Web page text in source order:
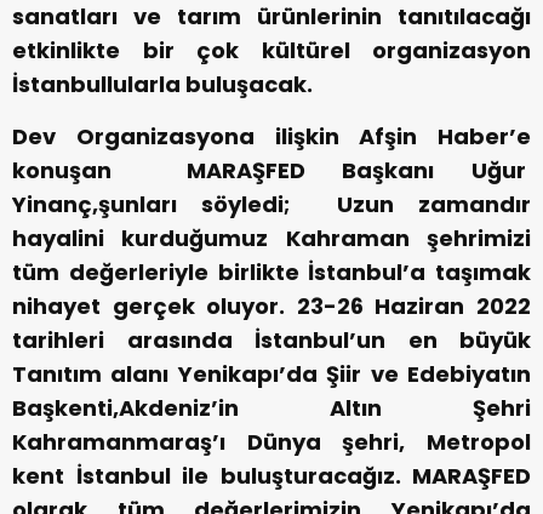
sanatları ve tarım ürünlerinin tanıtılacağı
etkinlikte bir çok kültürel organizasyon
İstanbullularla buluşacak.
Dev Organizasyona ilişkin Afşin Haber’e
konuşan MARAŞFED Başkanı Uğur
Yinanç,şunları söyledi; Uzun zamandır
hayalini kurduğumuz Kahraman şehrimizi
tüm değerleriyle birlikte İstanbul’a taşımak
nihayet gerçek oluyor. 23-26 Haziran 2022
tarihleri arasında İstanbul’un en büyük
Tanıtım alanı Yenikapı’da Şiir ve Edebiyatın
Başkenti,Akdeniz’in Altın Şehri
Kahramanmaraş’ı Dünya şehri, Metropol
kent İstanbul ile buluşturacağız. MARAŞFED